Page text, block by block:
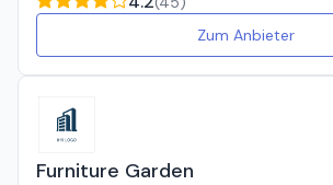
Zum Anbieter
Furniture Garden